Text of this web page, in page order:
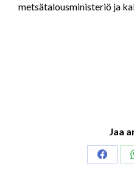
metsätalousministeriö ja
Jaa
Share